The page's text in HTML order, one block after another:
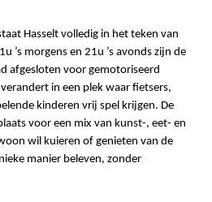
Hasselt volledig in het teken van
’s morgens en 21u ’s avonds zijn de
afgesloten voor gemotoriseerd
in een plek waar fietsers,
kinderen vrij spel krijgen. De
voor een mix van kunst-, eet- en
wil kuieren of genieten van de
manier beleven, zonder